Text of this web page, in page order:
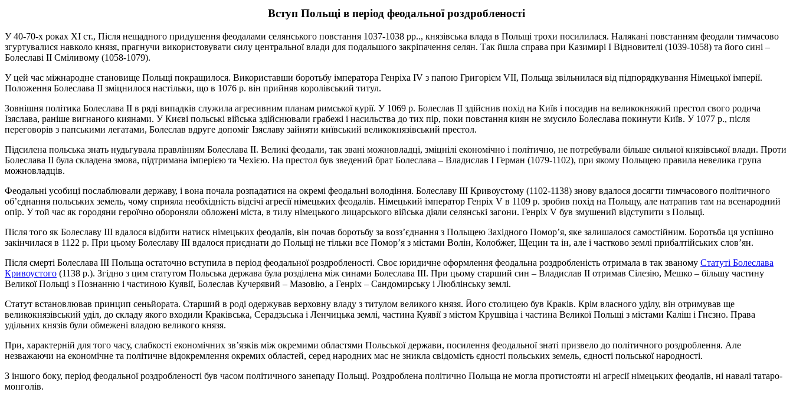
Вступ Польщі в період феодальної роздробленості
У 40-70-х роках XI ст., Після нещадного придушення феодалами селянського повстання 1037-1038 рр.., князівська влада в Польщі трохи посилилася. Налякані повстанням феодали тимчасово
згуртувалися навколо князя, прагнучи використовувати силу центральної влади для подальшого закріпачення селян. Так йшла справа при Казимирі I Відновителі (1039-1058) та його сині –
Болеславі II Сміливому (1058-1079).
У цей час міжнародне становище Польщі покращилося. Використавши боротьбу імператора Генріха IV з папою Григорієм VII, Польща звільнилася від підпорядкування Німецької імперії.
Положення Болеслава II зміцнилося настільки, що в 1076 р. він прийняв королівський титул.
Зовнішня політика Болеслава II в ряді випадків служила агресивним планам римської курії. У 1069 р. Болеслав II здійснив похід на Київ і посадив на великокняжий престол свого родича
Ізяслава, раніше вигнаного киянами. У Києві польські війська здійснювали грабежі і насильства до тих пір, поки повстання киян не змусило Болеслава покинути Київ. У 1077 р., після
переговорів з папськими легатами, Болеслав вдруге допоміг Ізяславу зайняти київський великокнязівський престол.
Підсилена польська знать нудьгувала правлінням Болеслава ІІ. Великі феодали, так звані можновладці, зміцнілі економічно і політично, не потребували більше сильної князівської влади. Проти
Болеслава II була складена змова, підтримана імперією та Чехією. На престол був зведений брат Болеслава – Владислав I Герман (1079-1102), при якому Польщею правила невелика група
можновладців.
Феодальні усобиці послаблювали державу, і вона почала розпадатися на окремі феодальні володіння. Болеславу III Кривоустому (1102-1138) знову вдалося досягти тимчасового політичного
об’єднання польських земель, чому сприяла необхідність відсічі агресії німецьких феодалів. Німецький імператор Генріх V в 1109 р. зробив похід на Польщу, але натрапив там на всенародний
опір. У той час як городяни героїчно обороняли обложені міста, в тилу німецького лицарського війська діяли селянські загони. Генріх V був змушений відступити з Польщі.
Після того як Болеславу III вдалося відбити натиск німецьких феодалів, він почав боротьбу за возз’єднання з Польщею Західного Помор’я, яке залишалося самостійним. Боротьба ця успішно
закінчилася в 1122 р. При цьому Болеславу III вдалося приєднати до Польщі не тільки все Помор’я з містами Волін, Колобжег, Щецин та ін, але і частково землі прибалтійських слов’ян.
Після смерті Болеслава III Польща остаточно вступила в період феодальної роздробленості. Своє юридичне оформлення феодальна роздробленість отримала в так званому Статуті Болеслава
Кривоустого (1138 р.). Згідно з цим статутом Польська держава була розділена між синами Болеслава III. При цьому старший син – Владислав II отримав Сілезію, Мешко – більшу частину
Великої Польщі з Познанню і частиною Куявії, Болеслав Кучерявий – Мазовію, а Генріх – Сандомирську і Люблінську землі.
Статут встановлював принцип сеньйората. Старший в роді одержував верховну владу з титулом великого князя. Його столицею був Краків. Крім власного уділу, він отримував ще
великокнязівський уділ, до складу якого входили Краківська, Серадзьська і Ленчицька землі, частина Куявії з містом Крушвіца і частина Великої Польщі з містами Каліш і Гнєзно. Права
удільних князів були обмежені владою великого князя.
При, характерній для того часу, слабкості економічних зв’язків між окремими областями Польської держави, посилення феодальної знаті призвело до політичного роздроблення. Але
незважаючи на економічне та політичне відокремлення окремих областей, серед народних мас не зникла свідомість єдності польських земель, єдності польської народності.
З іншого боку, період феодальної роздробленості був часом політичного занепаду Польщі. Роздроблена політично Польща не могла протистояти ні агресії німецьких феодалів, ні навалі татаро-
монголів.